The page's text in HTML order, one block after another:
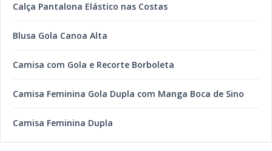
Calça Pantalona Elástico nas Costas
Blusa Gola Canoa Alta
Camisa com Gola e Recorte Borboleta
Camisa Feminina Gola Dupla com Manga Boca de Sino
Camisa Feminina Dupla